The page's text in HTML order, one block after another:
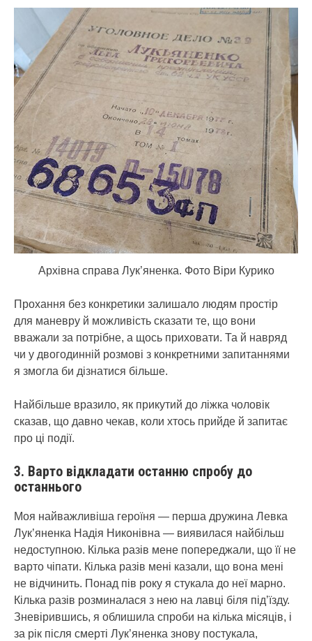
Архівна справа Лук’яненка. Фото Віри Курико
Прохання без конкретики залишало людям простір
для маневру й можливість сказати те, що вони
вважали за потрібне, а щось приховати. Та й навряд
чи у двогодинній розмові з конкретними запитаннями
я змогла би дізнатися більше.
Найбільше вразило, як прикутий до ліжка чоловік
сказав, що давно чекав, коли хтось прийде й запитає
про ці події.
3. Варто відкладати останню спробу до
останнього
Моя найважливіша героїня — перша дружина Левка
Лук’яненка Надія Никонівна — виявилася найбільш
недоступною. Кілька разів мене попереджали, що її не
варто чіпати. Кілька разів мені казали, що вона мені
не відчинить. Понад пів року я стукала до неї марно.
Кілька разів розминалася з нею на лавці біля під’їзду.
Зневірившись, я облишила спроби на кілька місяців, і
за рік після смерті Лук’яненка знову постукала,